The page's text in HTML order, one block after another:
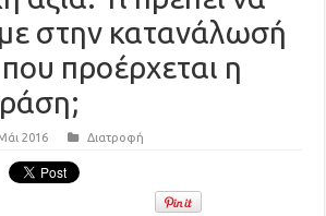
στην κατανάλωσή
προέρχεται η
2016 Διατροφή